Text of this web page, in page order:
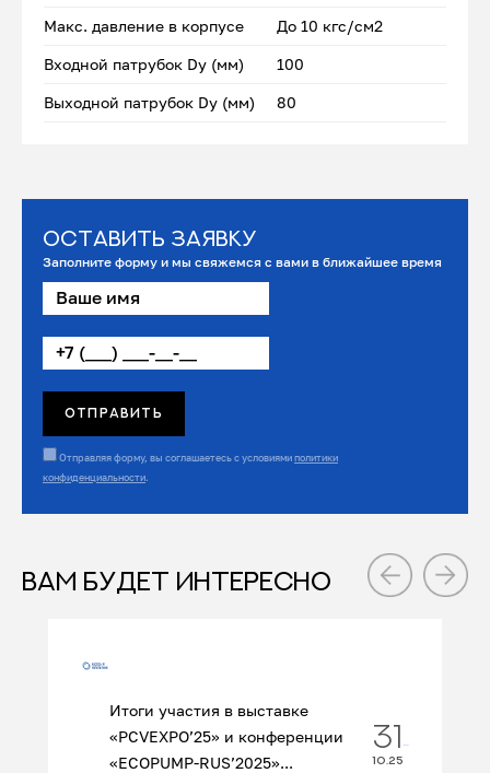
Макс. давление в корпусе До 10 кгс/см2
Входной патрубок Dу (мм) 100
Выходной патрубок Dу (мм) 80
Оставить заявку
Заполните форму и мы свяжемся с вами в ближайшее время
Отправляя форму, вы соглашаетесь с условиямиполитики
конфиденциальности.
ВАМ БУДЕТ ИНТЕРЕСНО
Итоги участия в выставке
«PCVEXPO’25» и конференции
«ECOPUMP‑RUS’2025»...
31
10.25